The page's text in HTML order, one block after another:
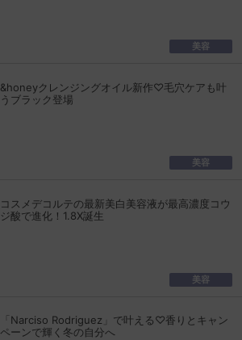
美容
&honeyクレンジングオイル新作♡毛穴ケアも叶
うブラック登場
美容
コスメデコルテの最新美白美容液が最高濃度コウ
ジ酸で進化！1.8X誕生
美容
「Narciso Rodriguez」で叶える♡香りとキャン
ペーンで輝く冬の自分へ